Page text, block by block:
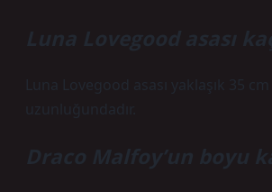
Luna Lovegood asası
Luna Lovegood asası yaklaşık 35 cm
uzunluğundadır.
Draco Malfoy’un boyu